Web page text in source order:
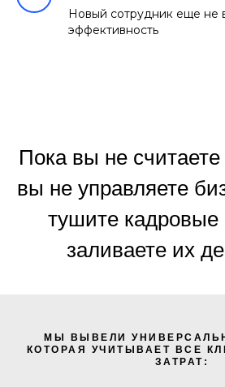
Новый сотрудник еще не
эффективность
Пока вы не считаете
вы не управляете
тушите
заливаете их
МЫ ВЫВЕЛИ
КОТОРАЯ УЧИТЫВАЕТ ВСЕ
ЗАТРАТ: